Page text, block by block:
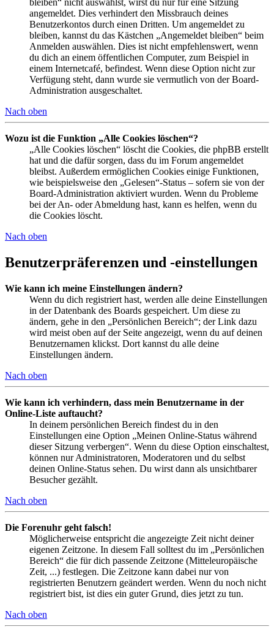
bleiben“ nicht auswählst, wirst du nur für eine Sitzung
angemeldet. Dies verhindert den Missbrauch deines
Benutzerkontos durch einen Dritten. Um angemeldet zu
bleiben, kannst du das Kästchen „Angemeldet bleiben“ beim
Anmelden auswählen. Dies ist nicht empfehlenswert, wenn
du dich an einem öffentlichen Computer, zum Beispiel in
einem Internetcafé, befindest. Wenn diese Option nicht zur
Verfügung steht, dann wurde sie vermutlich von der Board-
Administration ausgeschaltet.
Nach oben
Wozu ist die Funktion „Alle Cookies löschen“?
„Alle Cookies löschen“ löscht die Cookies, die phpBB erstellt
hat und die dafür sorgen, dass du im Forum angemeldet
bleibst. Außerdem ermöglichen Cookies einige Funktionen,
wie beispielsweise den „Gelesen“-Status – sofern sie von der
Board-Administration aktiviert wurden. Wenn du Probleme
bei der An- oder Abmeldung hast, kann es helfen, wenn du
die Cookies löscht.
Nach oben
Benutzerpräferenzen und -einstellungen
Wie kann ich meine Einstellungen ändern?
Wenn du dich registriert hast, werden alle deine Einstellungen
in der Datenbank des Boards gespeichert. Um diese zu
ändern, gehe in den „Persönlichen Bereich“; der Link dazu
wird meist oben auf der Seite angezeigt, wenn du auf deinen
Benutzernamen klickst. Dort kannst du alle deine
Einstellungen ändern.
Nach oben
Wie kann ich verhindern, dass mein Benutzername in der
Online-Liste auftaucht?
In deinem persönlichen Bereich findest du in den
Einstellungen eine Option „Meinen Online-Status während
dieser Sitzung verbergen“. Wenn du diese Option einschaltest,
können nur Administratoren, Moderatoren und du selbst
deinen Online-Status sehen. Du wirst dann als unsichtbarer
Besucher gezählt.
Nach oben
Die Forenuhr geht falsch!
Möglicherweise entspricht die angezeigte Zeit nicht deiner
eigenen Zeitzone. In diesem Fall solltest du im „Persönlichen
Bereich“ die für dich passende Zeitzone (Mitteleuropäische
Zeit, ...) festlegen. Die Zeitzone kann dabei nur von
registrierten Benutzern geändert werden. Wenn du noch nicht
registriert bist, ist dies ein guter Grund, dies jetzt zu tun.
Nach oben